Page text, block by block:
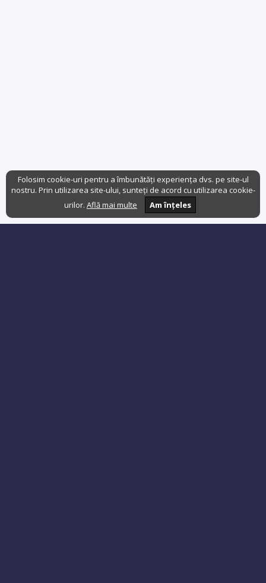
Folosim cookie-uri pentru a îmbunătăți experiența dvs. pe site-ul
nostru. Prin utilizarea site-ului, sunteți de acord cu utilizarea cookie-
urilor. Află mai multe Am înțeles